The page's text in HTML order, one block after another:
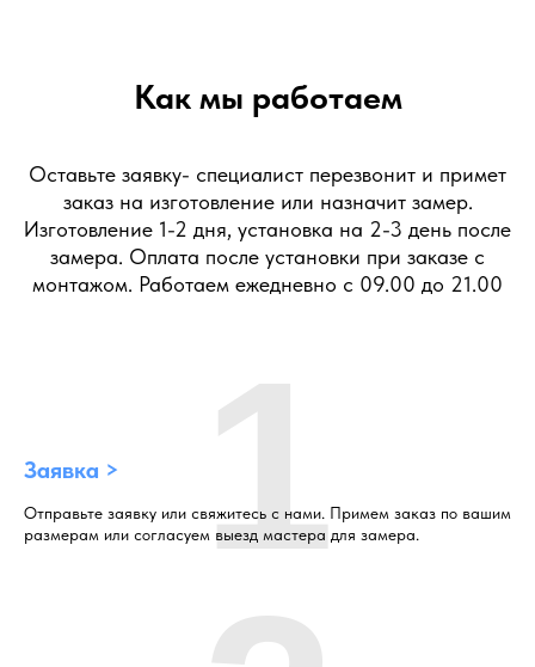
Как мы работаем
Оставьте заявку- специалист перезвонит и примет
заказ на изготовление или назначит замер.
Изготовление 1-2 дня, установка на 2-3 день после
замера. Оплата после установки при заказе с
монтажом. Работаем ежедневно с 09.00 до 21.00
Заявка >
Отправьте заявку или свяжитесь с нами. Примем заказ по вашим
размерам или согласуем выезд мастера для замера.
1